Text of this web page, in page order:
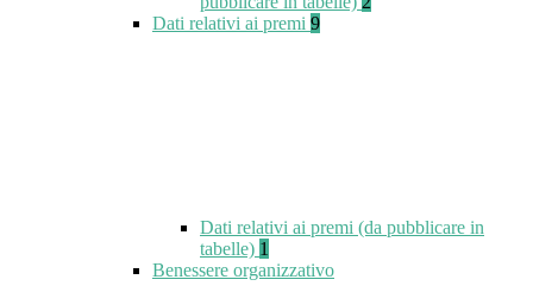
Dati relativi ai premi 9
Dati relativi ai premi (da pubblicare in
tabelle) 1
Benessere organizzativo